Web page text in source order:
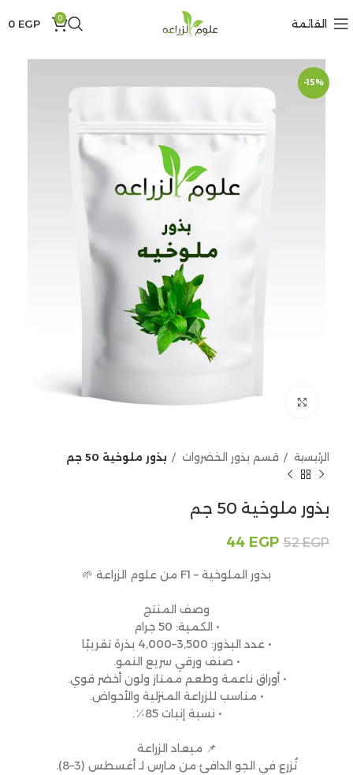
القائمة 0
0 EGP
-15%
Click to enlarge
الرئيسية قسم بذور الخضروات بذور ملوخية 50 جم
بذور ملوخية 50 جم
52EGP
44 EGP
بذور الملوخية – F1 من علوم الزراعة 🌱
وصف المنتج
• الكمية: 50 جرام
• عدد البذور: 3,500–4,000 بذرة تقريبًا
• صنف ورقي سريع النمو.
• أوراق ناعمة وطعم ممتاز ولون أخضر قوي.
• مناسب للزراعة المنزلية والأحواض.
• نسبة إنبات 85٪.
📌 ميعاد الزراعة
تُزرع في الجو الدافئ من مارس لـ أغسطس (3–8).